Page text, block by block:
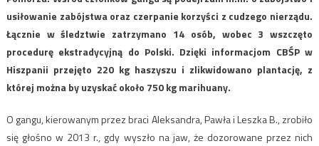
usiłowanie zabójstwa oraz czerpanie korzyści z cudzego nierządu.
Łącznie w śledztwie zatrzymano 14 osób, wobec 3 wszczęto
procedurę ekstradycyjną do Polski. Dzięki informacjom CBŚP w
Hiszpanii przejęto 220 kg haszyszu i zlikwidowano plantację, z
której można by uzyskać około 750 kg marihuany.
O gangu, kierowanym przez braci Aleksandra, Pawła i Leszka B., zrobiło
się głośno w 2013 r., gdy wyszło na jaw, że dozorowane przez nich